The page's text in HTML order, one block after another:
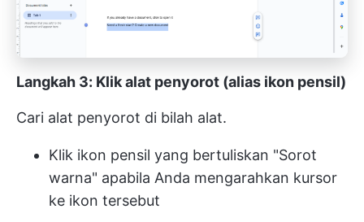
Langkah 3: Klik alat penyorot (alias ikon pensil)
Cari alat penyorot di bilah alat.
Klik ikon pensil yang bertuliskan "Sorot
warna" apabila Anda mengarahkan kursor
ke ikon tersebut